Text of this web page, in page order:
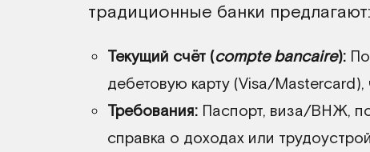
традиционные банки предлагают:
Текущий счёт (compte bancaire):
дебетовую карту (Visa/
Требования: Паспорт, виза/ВНЖ,
справка о доходах или